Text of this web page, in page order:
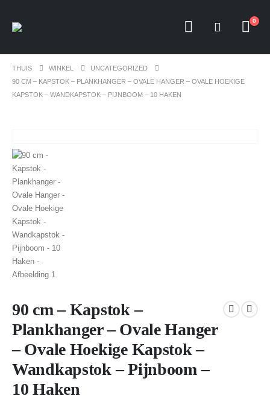
0
THUIS WINKEL
UNCATEGORIZED
90 CM – KAPSTOK – PLANKHANGER – OVALE HANGER – OVALE HOEKIGE
KAPSTOK – WANDKAPSTOK – PIJNBOOM – 10 HAKEN
90 cm – Kapstok –
Plankhanger – Ovale Hanger
– Ovale Hoekige Kapstok –
Wandkapstok – Pijnboom –
10 Haken